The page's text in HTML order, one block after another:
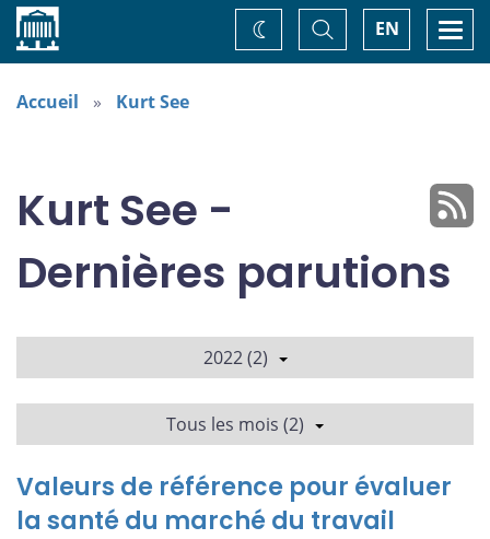
Accueil EN
Basculer
la
recherche
Changez
de
Accueil Kurt See
Kurt See -
Dernières parutions
2022 (2)
Tous les mois (2)
Valeurs de référence pour évaluer
la santé du marché du travail